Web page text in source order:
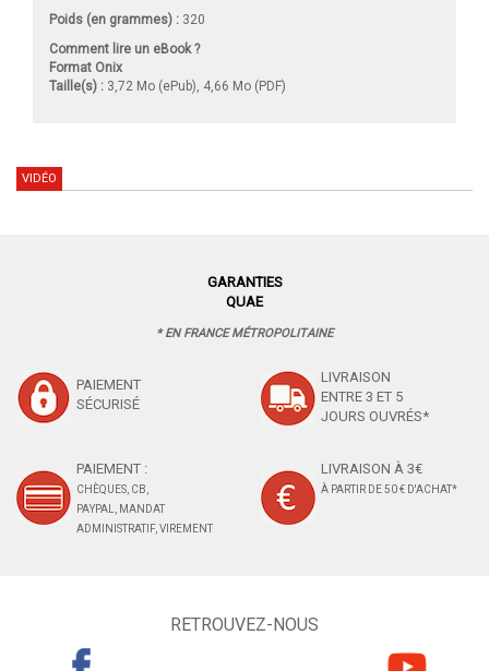
Poids (en grammes) : 320
Comment lire un eBook ?
Format Onix
Taille(s) : 3,72 Mo (ePub), 4,66 Mo (PDF)
VIDÉO
GARANTIES
QUAE
* EN FRANCE MÉTROPOLITAINE
PAIEMENT
SÉCURISÉ
LIVRAISON
ENTRE 3 ET 5
JOURS OUVRÉS*
PAIEMENT :
CHÈQUES, CB,
PAYPAL, MANDAT
ADMINISTRATIF, VIREMENT
LIVRAISON À 3€
À PARTIR DE 50 € D'ACHAT*
RETROUVEZ-NOUS